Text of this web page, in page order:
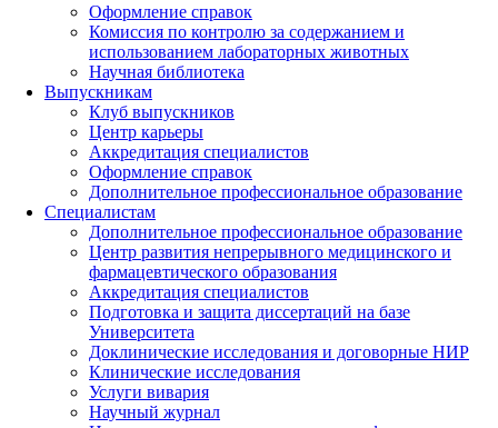
Оформление справок
Комиссия по контролю за содержанием и
использованием лабораторных животных
Научная библиотека
Выпускникам
Клуб выпускников
Центр карьеры
Аккредитация специалистов
Оформление справок
Дополнительное профессиональное образование
Специалистам
Дополнительное профессиональное образование
Центр развития непрерывного медицинского и
фармацевтического образования
Аккредитация специалистов
Подготовка и защита диссертаций на базе
Университета
Доклинические исследования и договорные НИР
Клинические исследования
Услуги вивария
Научный журнал